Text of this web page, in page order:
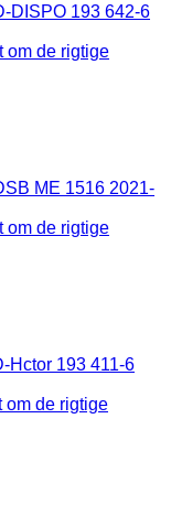
DISPO 193 642-6
om de rigtige
ME 1516 2021-
om de rigtige
Hctor 193 411-6
om de rigtige